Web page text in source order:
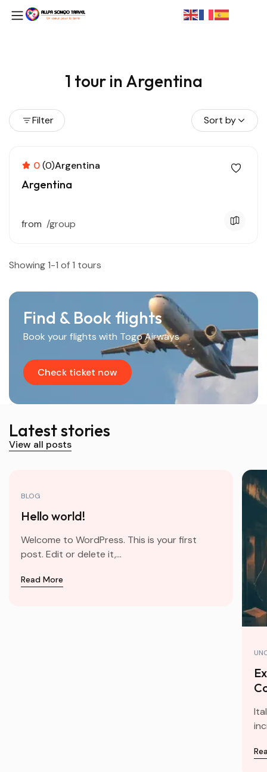
1 tour in Argentina
Filter Sort by
0(0)Argentina
Argentina
from /group
Showing 1-1 of 1 tours
Find & Book flights
Book your flights with Togo Airways
Check ticket now
Latest stories
View all posts
BLOG
Hello world!
Welcome to WordPress. This is your first
post. Edit or delete it,...
Read More